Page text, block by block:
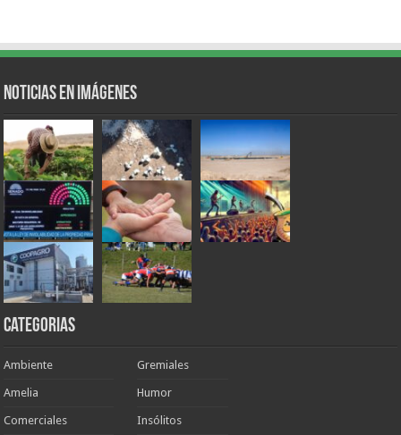
Noticias en Imágenes
Categorias
Ambiente
Amelia
Comerciales
Gremiales
Humor
Insólitos